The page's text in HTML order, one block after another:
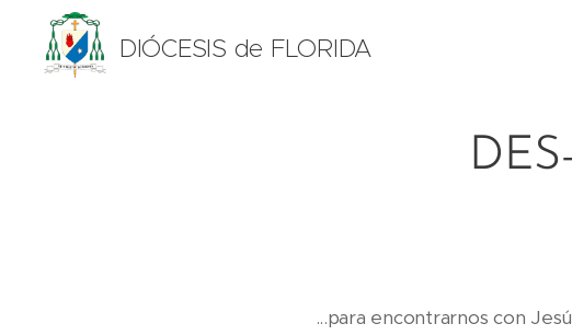
DIÓCESIS de FLORIDA
...para encontrarnos con